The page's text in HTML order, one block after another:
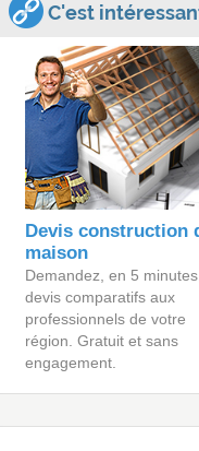
C'est
Devis construction
maison
Demandez, en 5
devis comparatifs aux
professionnels de votre
région. Gratuit et sans
engagement.